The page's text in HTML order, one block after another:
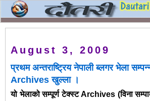
August 3, 2009
प्रथम अन्तराष्ट्रिय नेपाली ब्लगर भेला
Archives खुल्ला ।
यो भेलाको सम्पूर्ण टेक्स्ट Archives (विना